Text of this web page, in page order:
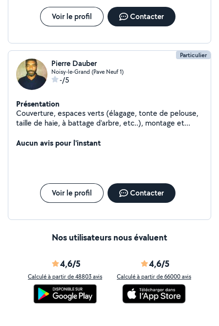
Voir le profil Contacter
Particulier
Pierre Dauber
Noisy-le-Grand (Pave Neuf 1)
-/5
Présentation
Couverture, espaces verts (élagage, tonte de pelouse,
taille de haie, à battage d'arbre, etc..), montage et
toiture à haute pression, et tout autres travaux.
Aucun avis pour l'instant
Voir le profil Contacter
Nos utilisateurs nous évaluent
4,6/5
Calculé à partir de 48803 avis
4,6/5
Calculé à partir de 66000 avis